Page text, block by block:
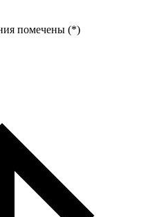
помечены (*)